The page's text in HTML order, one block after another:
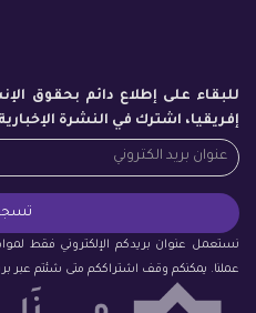
للبقاء على إطلاع دائم بحقوق
إفريقيا، اشترك في النشرة
نستعمل عنوان بريدكم الإلكتروني فقط
عملنا. يمكنكم وقف اشتراككم متى شئتم عبر